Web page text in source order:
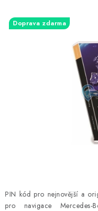
CHEVROLET
MERCEDES-BENZ
SEAT
PIN kód pro nejnovější a
pro navigace
Doprava zdarma